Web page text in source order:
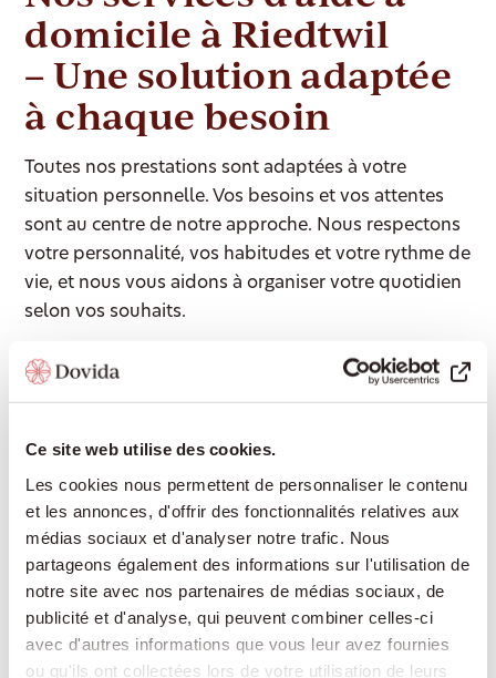
Ce site web utilise des cookies.
Les cookies nous permettent de personnaliser le contenu
et les annonces, d'offrir des fonctionnalités relatives aux
médias sociaux et d'analyser notre trafic. Nous
partageons également des informations sur l'utilisation de
notre site avec nos partenaires de médias sociaux, de
publicité et d'analyse, qui peuvent combiner celles-ci
avec d'autres informations que vous leur avez fournies
ou qu'ils ont collectées lors de votre utilisation de leurs
domicile à Riedtwil
– Une solution adaptée
à chaque besoin
Toutes nos prestations sont adaptées à votre
situation personnelle. Vos besoins et vos attentes
sont au centre de notre approche. Nous respectons
votre personnalité, vos habitudes et votre rythme de
vie, et nous vous aidons à organiser votre quotidien
selon vos souhaits.
Accompagnement 24/24
Une présence rassurante de jour comme de
nuit, pour continuer à vivre chez soi en toute
sécurité sans devoir déménager en
établissement médico-social.
Aide à domicile
Cuisine, ménage, lessive ou courses : nous